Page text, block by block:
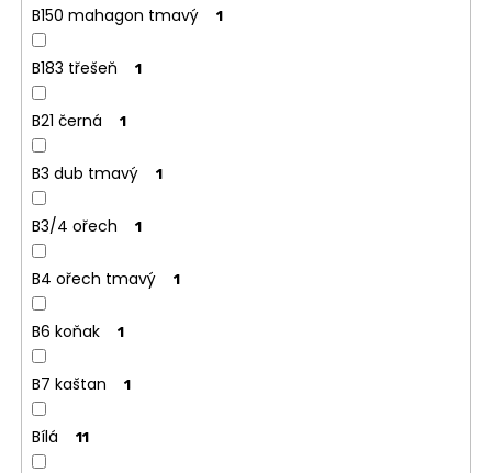
B150 mahagon tmavý 1
B183 třešeň 1
B21 černá 1
B3 dub tmavý 1
B3/4 ořech 1
B4 ořech tmavý 1
B6 koňak 1
B7 kaštan 1
Bílá 11